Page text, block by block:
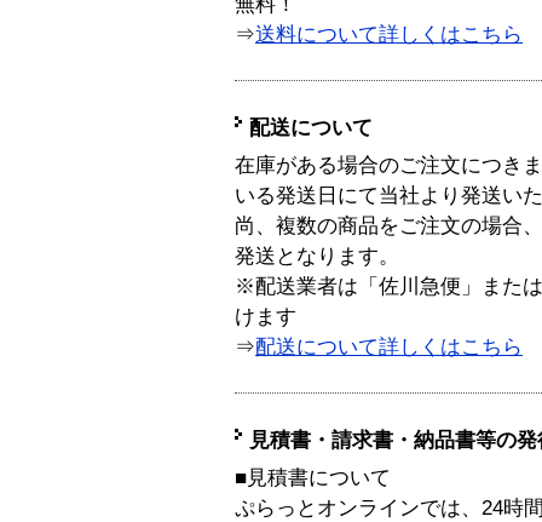
無料！
⇒送料について詳しくはこちら
配送について
在庫がある場合のご注文につき
いる発送日にて当社より発送い
尚、複数の商品をご注文の場合
発送となります。
※配送業者は「佐川急便」また
けます
⇒配送について詳しくはこちら
見積書・請求書・納品書等の
■見積書について
ぷらっとオンラインでは、24時